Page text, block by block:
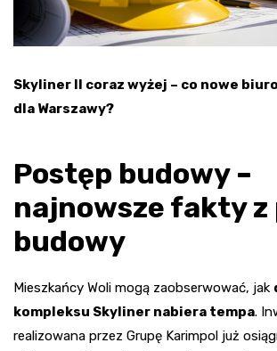
Skyliner II coraz wyżej – co nowe
dla Warszawy?
Postęp budowy –
najnowsze fakty z
budowy
Mieszkańcy Woli mogą zaobserwować, jak
kompleksu Skyliner nabiera tempa.
realizowana przez Grupę Karimpol już